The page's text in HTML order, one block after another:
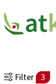
Filter 3